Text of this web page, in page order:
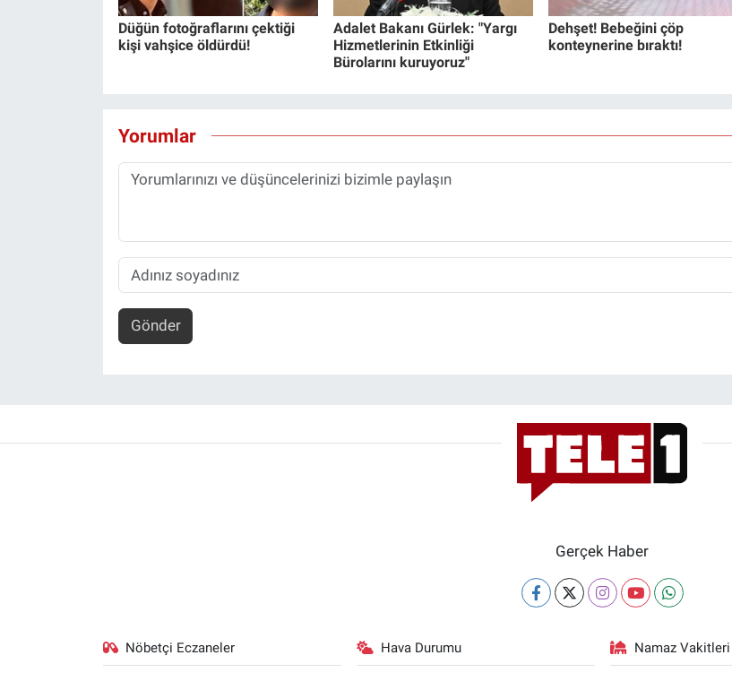
Düğün fotoğraflarını çektiği
kişi vahşice öldürdü!
Adalet Bakanı Gürlek: "Yargı
Hizmetlerinin Etkinliği
Bürolarını kuruyoruz"
Dehşet! Bebeğini çöp
konteynerine bıraktı!
Yorumlar
Gönder
Gerçek Haber
Nöbetçi Eczaneler Hava Durumu Namaz Vakitleri